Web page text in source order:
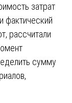
затрат
фактический
рассчитали
сумму